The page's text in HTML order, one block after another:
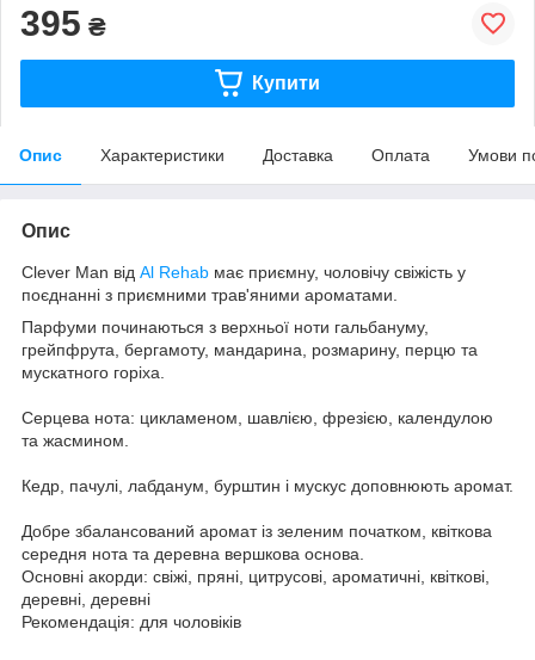
395 ₴
Купити
Опис Характеристики Доставка Оплата Умови
Опис
Clever Man від Al Rehab має приємну, чоловічу свіжість у
поєднанні з приємними трав'яними ароматами.
Парфуми починаються з верхньої ноти гальбануму,
грейпфрута, бергамоту, мандарина, розмарину, перцю та
мускатного горіха.
Серцева нота: цикламеном, шавлією, фрезією, календулою
та жасмином.
Кедр, пачулі, лабданум, бурштин і мускус доповнюють аромат.
Добре збалансований аромат із зеленим початком, квіткова
середня нота та деревна вершкова основа.
Основні акорди: свіжі, пряні, цитрусові, ароматичні, квіткові,
деревні, деревні
Рекомендація: для чоловіків